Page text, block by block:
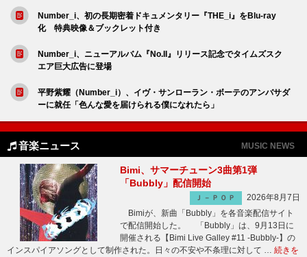
Number_i、初の長期密着ドキュメンタリー『THE_i』をBlu-ray
化 特典映像＆ブックレット付き
Number_i、ニューアルバム『No.II』リリース記念でタイムズスク
エア巨大広告に登場
平野紫耀（Number_i）、イヴ・サンローラン・ボーテのアンバサダ
ーに就任「色んな愛を届けられる僕になれたら」
音楽ニュース MUSIC NEWS
Bimi、サマーチューン3曲第1弾
「Bubbly」配信開始
Ｊ－ＰＯＰ
2026年8月7日
Bimiが、新曲「Bubbly」を各音楽配信サイト
で配信開始した。 「Bubbly」は、9月13日に
開催される【Bimi Live Galley #11 -Bubbly-】の
インスパイアソングとして制作された。日々の不安や不条理に対して … 続きを